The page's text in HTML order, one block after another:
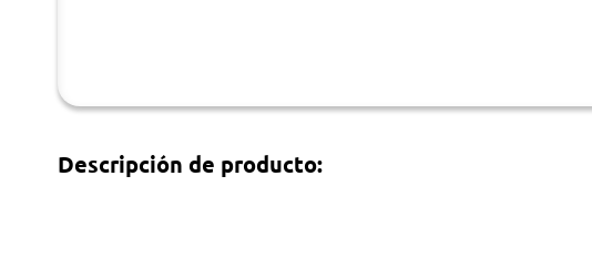
Descripción de producto: